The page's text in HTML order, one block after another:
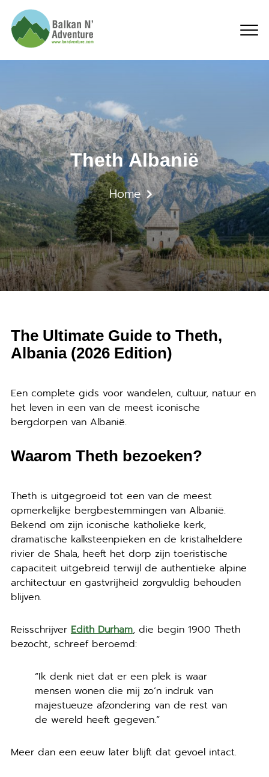
Theth Albanië
Home
The Ultimate Guide to Theth,
Albania (2026 Edition)
Een complete gids voor wandelen, cultuur, natuur en
het leven in een van de meest iconische
bergdorpen van Albanië.
Waarom Theth bezoeken?
Theth is uitgegroeid tot een van de meest
opmerkelijke bergbestemmingen van Albanië.
Bekend om zijn iconische katholieke kerk,
dramatische kalksteenpieken en de kristalheldere
rivier de Shala, heeft het dorp zijn toeristische
capaciteit uitgebreid terwijl de authentieke alpine
architectuur en gastvrijheid zorgvuldig behouden
blijven.
Reisschrijver Edith Durham, die begin 1900 Theth
bezocht, schreef beroemd:
“Ik denk niet dat er een plek is waar
mensen wonen die mij zo’n indruk van
majestueuze afzondering van de rest van
de wereld heeft gegeven.”
Meer dan een eeuw later blijft dat gevoel intact.